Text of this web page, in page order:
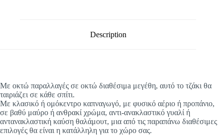
Description
Με οκτώ παραλλαγές σε οκτώ διαθέσιμa μεγέθη, αυτό το τζάκι θα
ταιριάζει σε κάθε σπίτι.
Με κλασικό ή ομόκεντρο καπναγωγό, με φυσικό αέριο ή προπάνιο,
σε βαθύ μαύρο ή ανθρακί χρώμα, αντι-ανακλαστικό γυαλί ή
αντανακλαστική καύση θαλάμουτ, μια από τις παραπάνω διαθέσιμες
επιλογές θα είναι η κατάλληλη για το χώρο σας.